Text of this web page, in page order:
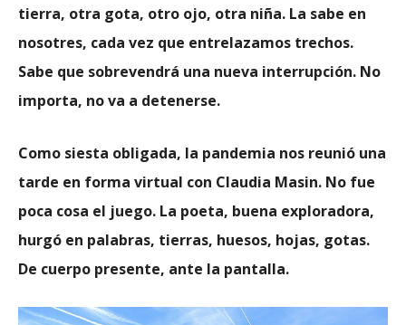
tierra, otra gota, otro ojo, otra niña. La sabe en
nosotres, cada vez que entrelazamos trechos.
Sabe que sobrevendrá una nueva interrupción. No
importa, no va a detenerse.
Como siesta obligada, la pandemia nos reunió una
tarde en forma virtual con Claudia Masin. No fue
poca cosa el juego. La poeta, buena exploradora,
hurgó en palabras, tierras, huesos, hojas, gotas.
De cuerpo presente, ante la pantalla.